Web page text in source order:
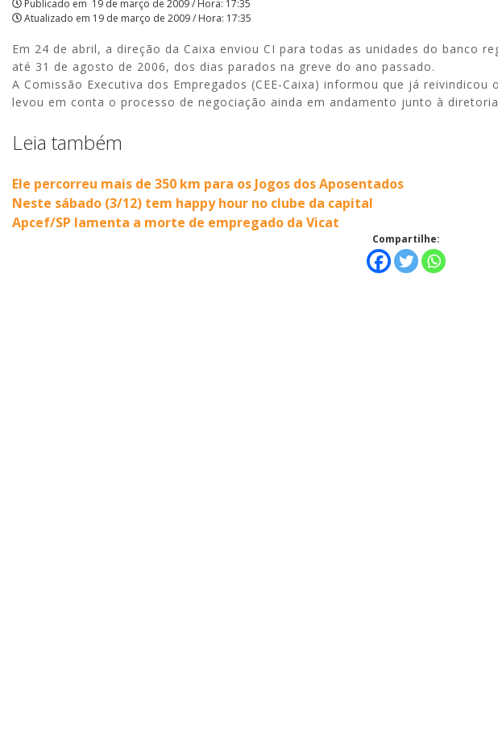
da
compensação
da
greve
|
APCEF/SP
Publicado em 19 de março de 2009 / Hora: 17:35
Atualizado em 19 de março de 2009 / Hora: 17:35
Em 24 de abril, a direção da Caixa enviou CI para todas as unidades do banco
até 31 de agosto de 2006, dos dias parados na greve do ano passado.
A Comissão Executiva dos Empregados (CEE-Caixa) informou que já
levou em conta o processo de negociação ainda em andamento junto à
Leia também
Ele percorreu mais de 350 km para os Jogos dos Aposentados
Neste sábado (3/12) tem happy hour no clube da capital
Apcef/SP lamenta a morte de empregado da Vicat
Compartilhe:
Aproveite a